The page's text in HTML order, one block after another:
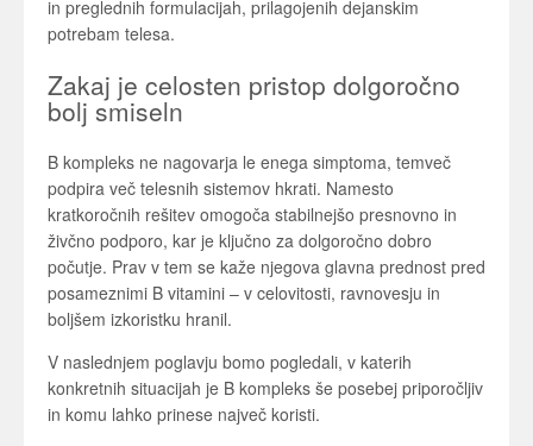
in preglednih formulacijah, prilagojenih dejanskim
potrebam telesa.
Zakaj je celosten pristop dolgoročno
bolj smiseln
B kompleks ne nagovarja le enega simptoma, temveč
podpira več telesnih sistemov hkrati. Namesto
kratkoročnih rešitev omogoča stabilnejšo presnovno in
živčno podporo, kar je ključno za dolgoročno dobro
počutje. Prav v tem se kaže njegova glavna prednost pred
posameznimi B vitamini – v celovitosti, ravnovesju in
boljšem izkoristku hranil.
V naslednjem poglavju bomo pogledali, v katerih
konkretnih situacijah je B kompleks še posebej priporočljiv
in komu lahko prinese največ koristi.